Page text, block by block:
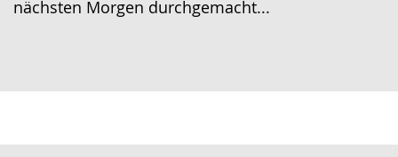
nächsten Morgen durchgemacht...